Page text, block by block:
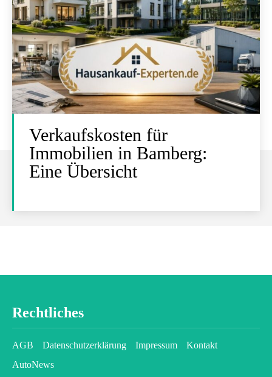
Verkaufskosten für
Immobilien in Bamberg:
Eine Übersicht
Rechtliches
AGB Datenschutzerklärung Impressum
Kontakt
AutoNews